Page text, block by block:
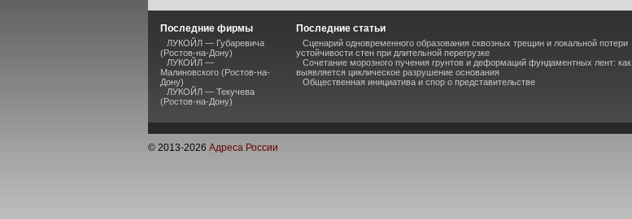
Последние фирмы
ЛУКОЙЛ — Губаревича
(Ростов-на-Дону)
ЛУКОЙЛ —
Малиновского (Ростов-на-
Дону)
ЛУКОЙЛ — Текучева
(Ростов-на-Дону)
Последние статьи
Сценарий одновременного образования сквозных трещин и локальной потери
устойчивости стен при длительной перегрузке
Сочетание морозного пучения грунтов и деформаций фундаментных лент: как
выявляется циклическое разрушение основания
Общественная инициатива и спор о представительстве
© 2013-2026 Адреса России